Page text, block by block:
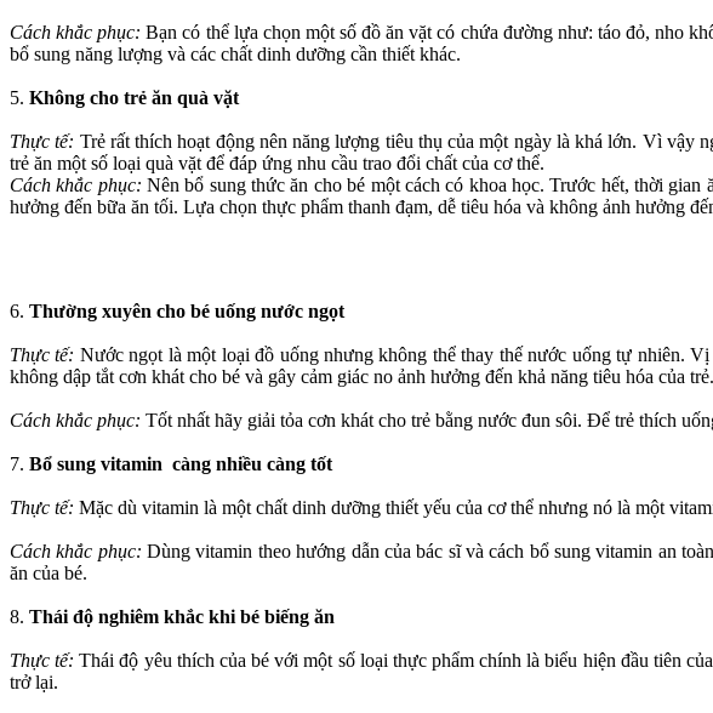
Cách khắc phục: Bạn có thể lựa chọn một số đồ ăn vặt có chứa đường như: táo đỏ, nho
bổ sung năng lượng và các chất dinh dưỡng cần thiết khác.
5. Không cho trẻ ăn quà vặt
Thực tế: Trẻ rất thích hoạt động nên năng lượng tiêu thụ của một ngày là khá lớn. Vì vậy
trẻ ăn một số loại quà vặt để đáp ứng nhu cầu trao đổi chất của c‌ơ th‌ể.
Cách khắc phục: Nên bổ sung thức ăn cho bé một cách có khoa học. Trước hết, thời
hưởng đến bữa ăn tối. Lựa chọn thực phẩm thanh đạm, dễ tiêu hóa và không ảnh hưởng
6. Thường xuyên cho bé uống nước ngọt
Thực tế: Nước ngọt là một loại đồ uống nhưng không thể thay thế nước uống tự nhiên.
không dập tắt cơn khát cho bé và gây cảm giác no ảnh hưởng đến khả năng tiêu hóa của trẻ.
Cách khắc phục: Tốt nhất hãy giải tỏa cơn khát cho trẻ bằng nước đun sôi. Để trẻ thích
7. Bổ sung vitamin càng nhiều càng tốt
Thực tế: Mặc dù vitamin là một chất dinh dưỡng thiết yếu của c‌ơ th‌ể nhưng nó là một
Cách khắc phục:Dùng vitamin theo hướng dẫn của bác sĩ và cách bổ sung vitamin an
ăn của bé.
8. Thái độ nghiêm khắc khi bé biếng ăn
Thực tế: Thái độ yêu thích của bé với một số loại thực phẩm chính là biểu hiện đầu tiên
trở lại.